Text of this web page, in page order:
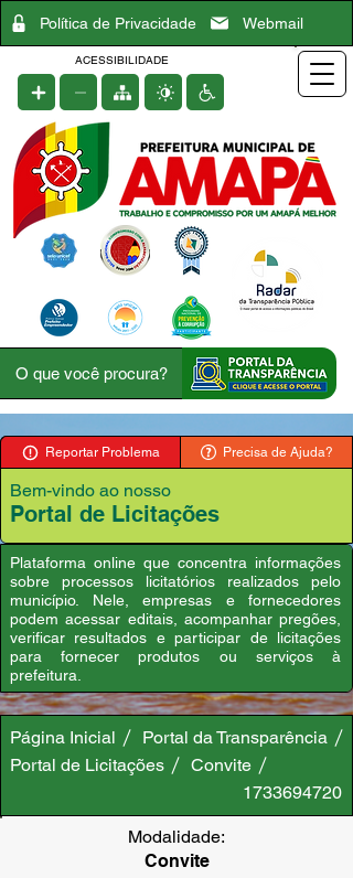
Política de Privacidade Webmail
ACESSIBILIDADE
Reportar Problema Precisa de Ajuda?
Bem-vindo ao nosso
Portal de Licitações
Plataforma online que concentra informações
sobre processos licitatórios realizados pelo
município. Nele, empresas e fornecedores
podem acessar editais, acompanhar pregões,
verificar resultados e participar de licitações
para fornecer produtos ou serviços à
prefeitura.
Página Inicial
Portal da Transparência
Portal de Licitações
Convite
1733694720
Modalidade:
Convite